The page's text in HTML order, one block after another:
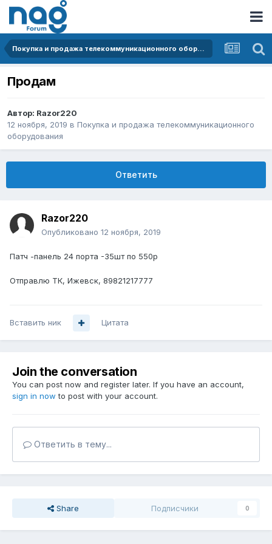
Покупка и продажа телекоммуникационного оборудования
Продам
Автор: Razor220
12 ноября, 2019 в Покупка и продажа телекоммуникационного
оборудования
Ответить
Razor220
Опубликовано 12 ноября, 2019
Патч -панель 24 порта -35шт по 550р
Отправлю ТК, Ижевск, 89821217777
Вставить ник Цитата
Join the conversation
You can post now and register later. If you have an account,
sign in now to post with your account.
Ответить в тему...
Share Подписчики 0